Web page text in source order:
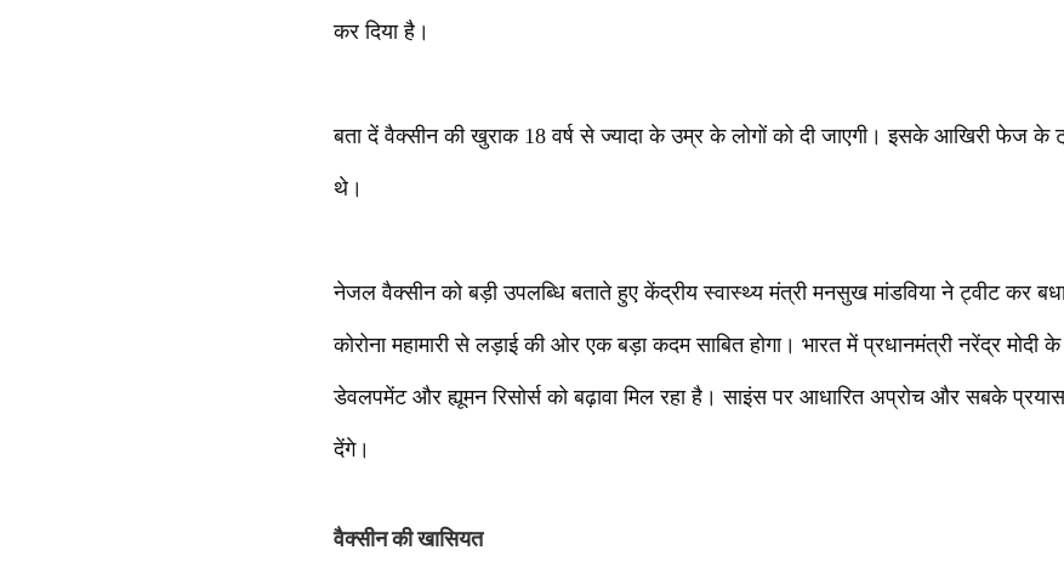
कर दिया है।
बता दें वैक्सीन की खुराक 18 वर्ष से ज्यादा के उम्र के लोगों को दी जाएगी। इसके आखिरी फेज के
थे।
नेजल वैक्सीन को बड़ी उपलब्धि बताते हुए केंद्रीय स्वास्थ्य मंत्री मनसुख मांडविया ने ट्वीट कर
कोरोना महामारी से लड़ाई की ओर एक बड़ा कदम साबित होगा। भारत में प्रधानमंत्री नरेंद्र मोदी
डेवलपमेंट और ह्यूमन रिसोर्स को बढ़ावा मिल रहा है। साइंस पर आधारित अप्रोच और सबके
देंगे।
वैक्सीन की खासियत